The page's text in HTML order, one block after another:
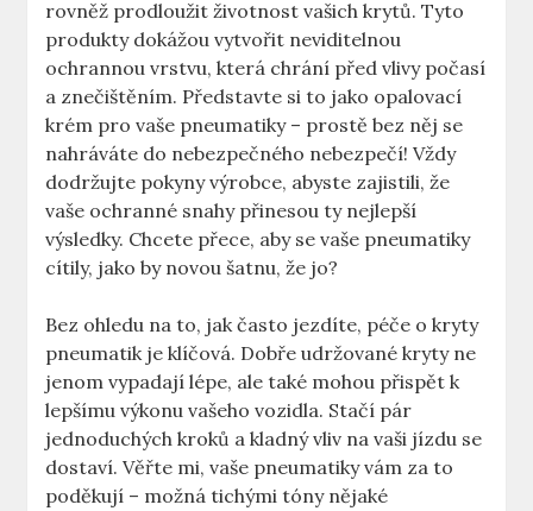
rovněž prodloužit životnost vašich krytů. Tyto
produkty dokážou vytvořit neviditelnou
ochrannou vrstvu, která chrání před vlivy počasí
a znečištěním. Představte si to jako opalovací
krém pro vaše pneumatiky – prostě bez něj se
nahráváte do nebezpečného nebezpečí! Vždy
dodržujte pokyny výrobce, abyste zajistili, že
vaše ochranné snahy přinesou ty nejlepší
výsledky. Chcete přece, aby se vaše pneumatiky
cítily, jako by novou šatnu, že jo?
Bez ohledu na to, jak často jezdíte, péče o kryty
pneumatik je klíčová. Dobře udržované kryty ne
jenom vypadají lépe, ale také mohou přispět k
lepšímu výkonu vašeho vozidla. Stačí pár
jednoduchých kroků a kladný vliv na vaši jízdu se
dostaví. Věřte mi, vaše pneumatiky vám za to
poděkují – možná tichými tóny nějaké